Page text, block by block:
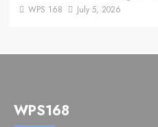
WPS 168 July 5, 2026
WPS168